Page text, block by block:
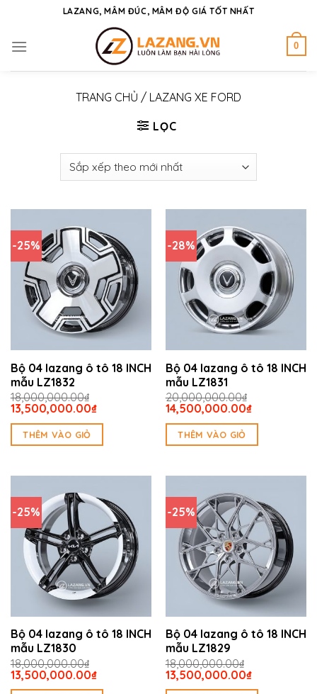
content
LAZANG, MÂM ĐÚC, MÂM ĐỘ GIÁ TỐT NHẤT
0
TRANG CHỦ / LAZANG XE FORD
LỌC
-25%
Bộ 04 lazang ô tô 18 INCH
mẫu LZ1832
18,000,000.00₫
Giá
gốc
18,000,000.00₫.
13,500,000.00₫Giá
là:
THÊM VÀO GIỎ
-28%
Bộ 04 lazang ô tô 18 INCH
mẫu LZ1831
20,000,000.00₫
Giá
gốc
20,000,000.00₫.
14,500,000.00₫Giá
là:
THÊM VÀO GIỎ
-25%
Bộ 04 lazang ô tô 18 INCH
mẫu LZ1830
18,000,000.00₫
Giá
gốc
13,500,000.00₫Giá
-25%
Bộ 04 lazang ô tô 18 INCH
mẫu LZ1829
18,000,000.00₫
Giá
gốc
13,500,000.00₫Giá